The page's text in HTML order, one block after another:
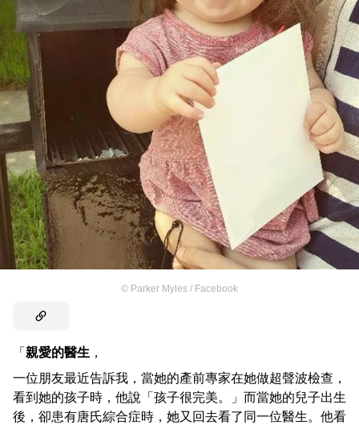
© Parker Myles / Facebook
「 親愛的醫生 ，
一位朋友最近告訴我，當她的產前專家在她做超聲波檢查，
看到她的孩子時，他說「孩子很完美。」而當她的兒子出生
後，卻患有唐氏綜合症時，她又回去看了同一位醫生。他看